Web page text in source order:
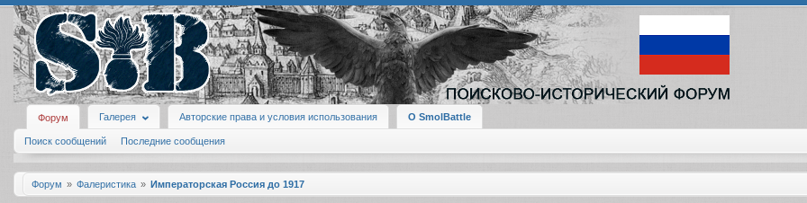
Форум Галерея Авторские права и условия использования О SmolBattle
Поиск сообщений Последние сообщения
Форум Фалеристика Императорская Россия до 1917